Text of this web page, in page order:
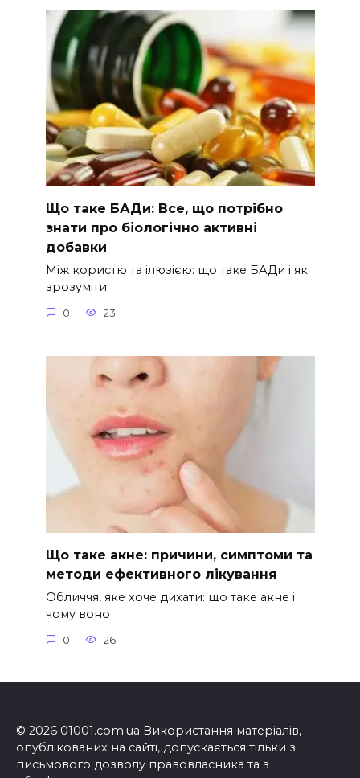
Що таке БАДи: Все, що потрібно
знати про біологічно активні
добавки
Між користю та ілюзією: що таке БАДи і як
зрозуміти
0 23
Що таке акне: причини, симптоми та
методи ефективного лікування
Обличчя, яке хоче дихати: що таке акне і
чому воно
0 26
© 2026 01001.com.ua Використання матеріалів,
опублікованих на сайті, допускається тільки з
письмового дозволу правовласника та з